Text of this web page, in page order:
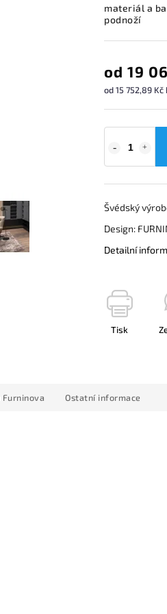
materiál a
podnoží
od 19
od15 752,89 Kč
Švédský
Design:
Detailní
Tisk
Furninova Ostatní informace